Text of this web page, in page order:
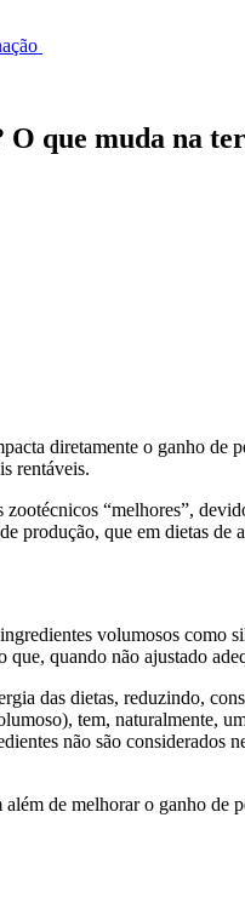
O que muda na
diretamente o ganho de
rentáveis.
“melhores”,
produção, que em dietas de
volumosos como
quando não ajustado
das dietas, reduzindo,
tem, naturalmente,
não são considerados
de melhorar o ganho